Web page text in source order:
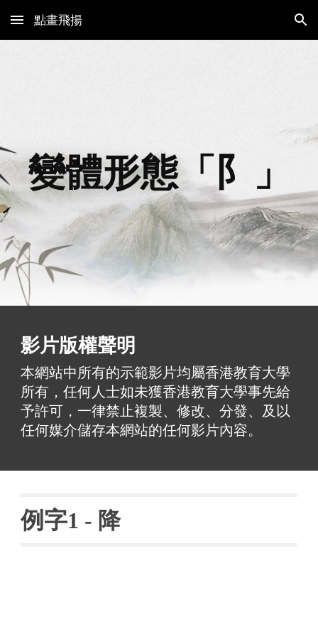
Skip to main content Skip to navigation
點畫飛揚
變體形態「 阝 」
影片版權聲明
本網站中所有的示範影片均屬香港教育大學
所有，任何人士如未獲香港教育大學事先給
予許可，一律禁止複製、修改、分發、及以
任何媒介儲存本網站的任何影片內容。
例字1 - 降